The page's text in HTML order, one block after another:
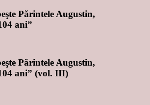
Părintele Augustin,
ani”
Părintele Augustin,
ani” (vol. III)